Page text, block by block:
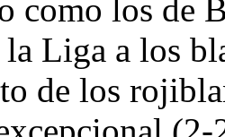
como los de
Liga a los
de los